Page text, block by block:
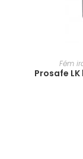
Fém
Prosafe